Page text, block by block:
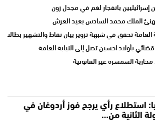
بانفجار لغم في مجدل زون
الملك محمد السادس بعيد العرش
العامة تحقق في شبهة تزوير بيان نقاط والتشهير بطالب
بأولاد احسين تصل إلى النيابة العامة
السمسرة غير القانونية
استطلاع رأي يرجح فوز أردوغان في
الثانية من…